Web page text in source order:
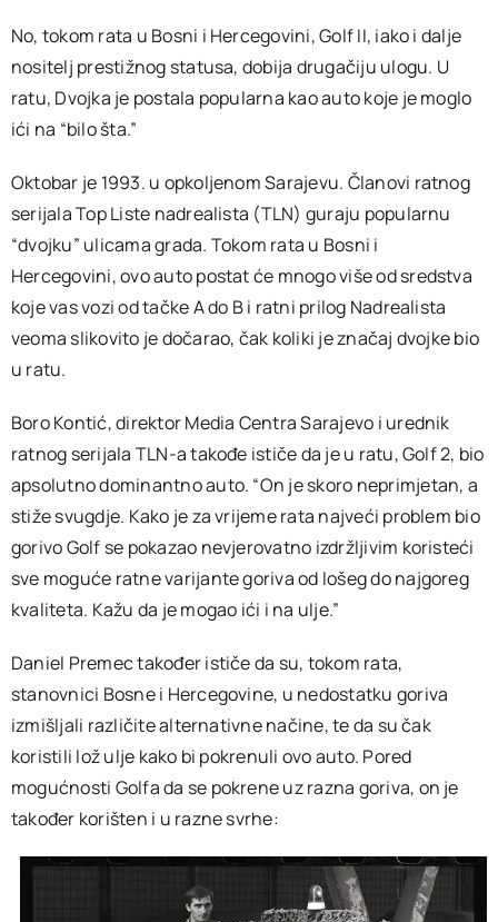
No, tokom rata u Bosni i Hercegovini, Golf II, iako i dalje
nositelj prestižnog statusa, dobija drugačiju ulogu. U
ratu, Dvojka je postala popularna kao auto koje je moglo
ići na “bilo šta.”
Oktobar je 1993. u opkoljenom Sarajevu. Članovi ratnog
serijala Top Liste nadrealista (TLN) guraju popularnu
“dvojku” ulicama grada. Tokom rata u Bosni i
Hercegovini, ovo auto postat će mnogo više od sredstva
koje vas vozi od tačke A do B i ratni prilog Nadrealista
veoma slikovito je dočarao, čak koliki je značaj dvojke bio
u ratu.
Boro Kontić, direktor Media Centra Sarajevo i urednik
ratnog serijala TLN-a takođe ističe da je u ratu, Golf 2, bio
apsolutno dominantno auto. “On je skoro neprimjetan, a
stiže svugdje. Kako je za vrijeme rata najveći problem bio
gorivo Golf se pokazao nevjerovatno izdržljivim koristeći
sve moguće ratne varijante goriva od lošeg do najgoreg
kvaliteta. Kažu da je mogao ići i na ulje.”
Daniel Premec također ističe da su, tokom rata,
stanovnici Bosne i Hercegovine, u nedostatku goriva
izmišljali različite alternativne načine, te da su čak
koristili lož ulje kako bi pokrenuli ovo auto. Pored
mogućnosti Golfa da se pokrene uz razna goriva, on je
također korišten i u razne svrhe: